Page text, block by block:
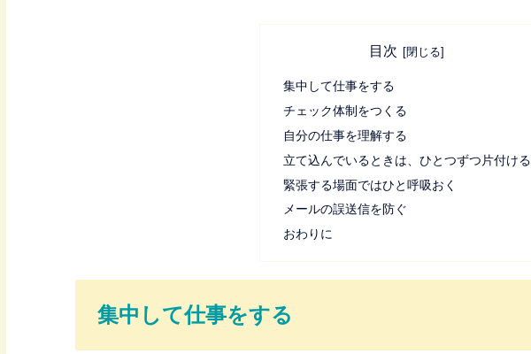
目次
集中して仕事をする
チェック体制をつくる
自分の仕事を理解する
立て込んでいるときは、ひとつずつ片付ける
緊張する場面ではひと呼吸おく
メールの誤送信を防ぐ
おわりに
集中して仕事をする